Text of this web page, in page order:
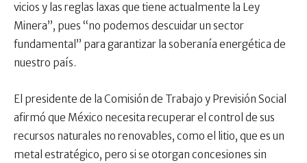
vicios y las reglas laxas que tiene actualmente la Ley
Minera”, pues “no podemos descuidar un sector
fundamental” para garantizar la soberanía energética de
nuestro país.
El presidente de la Comisión de Trabajo y Previsión Social
afirmó que México necesita recuperar el control de sus
recursos naturales no renovables, como el litio, que es un
metal estratégico, pero si se otorgan concesiones sin